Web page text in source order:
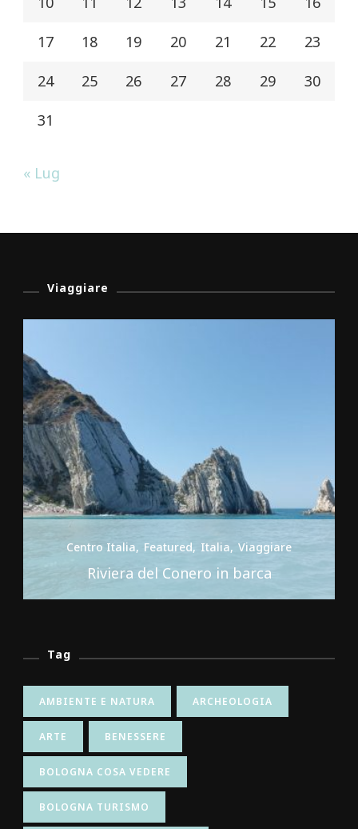
17 18 19 20 21 22 23
24 25 26 27 28 29 30
31
« Lug
Viaggiare
Centro Italia Featured Italia Viaggiare
Riviera del Conero in barca
Tag
AMBIENTE E NATURA ARCHEOLOGIA
ARTE BENESSERE
BOLOGNA COSA VEDERE
BOLOGNA TURISMO